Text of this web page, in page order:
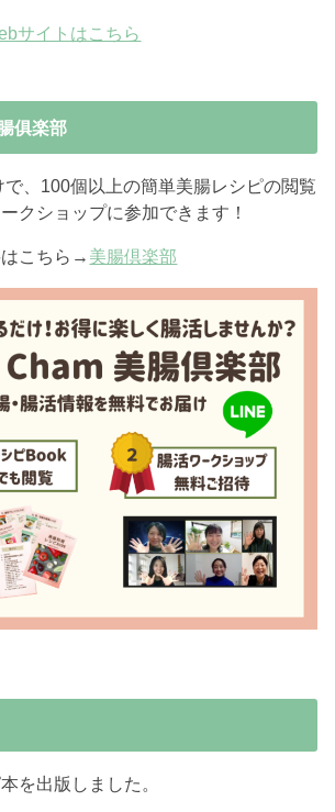
サイトはこちら
俱楽部
、100個以上の簡単美腸レシピの閲覧
クショップに参加できます！
こちら→ 美腸倶楽部
を出版しました。